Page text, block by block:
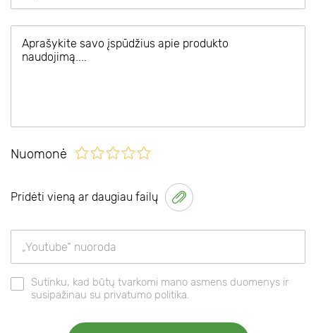
Nuomonė
Pridėti vieną ar daugiau failų
Sutinku, kad būtų tvarkomi mano asmens duomenys ir
susipažinau su privatumo politika.